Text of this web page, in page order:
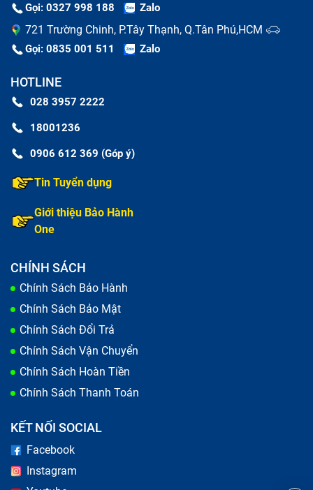
Gọi: 0327 998 188 Zalo
721 Trường Chinh, P.Tây Thạnh, Q.Tân Phú,HCM
Gọi: 0835 001 511 Zalo
HOTLINE
028 3957 2222
18001236
0906 612 369 (Góp ý)
Tin Tuyển dụng
Giới thiệu Bảo Hành
One
CHÍNH SÁCH
Chính Sách Bảo Hành
Chính Sách Bảo Mật
Chính Sách Đổi Trả
Chính Sách Vận Chuyển
Chính Sách Hoàn Tiền
Chính Sách Thanh Toán
KẾT NỐI SOCIAL
Facebook
Instagram